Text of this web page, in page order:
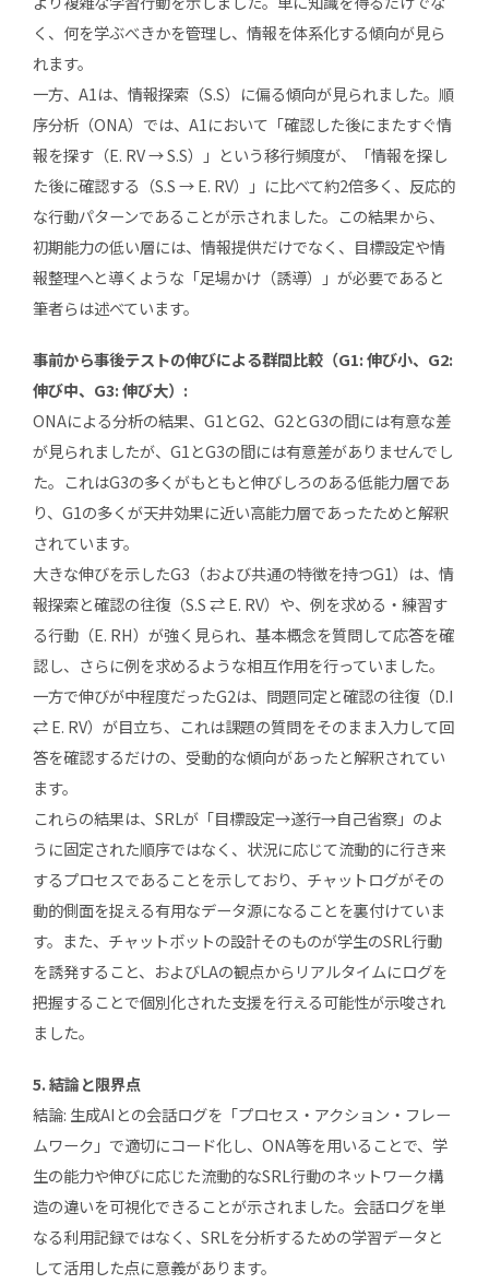
く、何を学ぶべきかを管理し、情報を体系化する傾向が見ら
れます。
一方、A1は、情報探索（S.S）に偏る傾向が見られました。順
序分析（ONA）では、A1において「確認した後にまたすぐ情
報を探す（E. RV → S.S）」という移行頻度が、「情報を探し
た後に確認する（S.S → E. RV）」に比べて約2倍多く、反応的
な行動パターンであることが示されました。この結果から、
初期能力の低い層には、情報提供だけでなく、目標設定や情
報整理へと導くような「足場かけ（誘導）」が必要であると
筆者らは述べています。
事前から事後テストの伸びによる群間比較（G1: 伸び小、G2:
伸び中、G3: 伸び大）:
ONAによる分析の結果、G1とG2、G2とG3の間には有意な差
が見られましたが、G1とG3の間には有意差がありませんでし
た。これはG3の多くがもともと伸びしろのある低能力層であ
り、G1の多くが天井効果に近い高能力層であったためと解釈
されています。
大きな伸びを示したG3（および共通の特徴を持つG1）は、情
報探索と確認の往復（S.S ⇄ E. RV）や、例を求める・練習す
る行動（E. RH）が強く見られ、基本概念を質問して応答を確
認し、さらに例を求めるような相互作用を行っていました。
一方で伸びが中程度だったG2は、問題同定と確認の往復（D.I
⇄ E. RV）が目立ち、これは課題の質問をそのまま入力して回
答を確認するだけの、受動的な傾向があったと解釈されてい
ます。
これらの結果は、SRLが「目標設定→遂行→自己省察」のよ
うに固定された順序ではなく、状況に応じて流動的に行き来
するプロセスであることを示しており、チャットログがその
動的側面を捉える有用なデータ源になることを裏付けていま
す。また、チャットボットの設計そのものが学生のSRL行動
を誘発すること、およびLAの観点からリアルタイムにログを
把握することで個別化された支援を行える可能性が示唆され
ました。
5. 結論と限界点
結論: 生成AIとの会話ログを「プロセス・アクション・フレー
ムワーク」で適切にコード化し、ONA等を用いることで、学
生の能力や伸びに応じた流動的なSRL行動のネットワーク構
造の違いを可視化できることが示されました。会話ログを単
なる利用記録ではなく、SRLを分析するための学習データと
して活用した点に意義があります。